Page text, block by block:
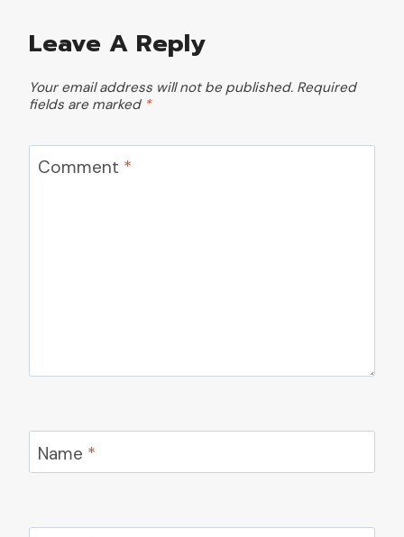
Leave A Reply
Your email address will not be published. Required
fields are marked *
Comment *
Name *